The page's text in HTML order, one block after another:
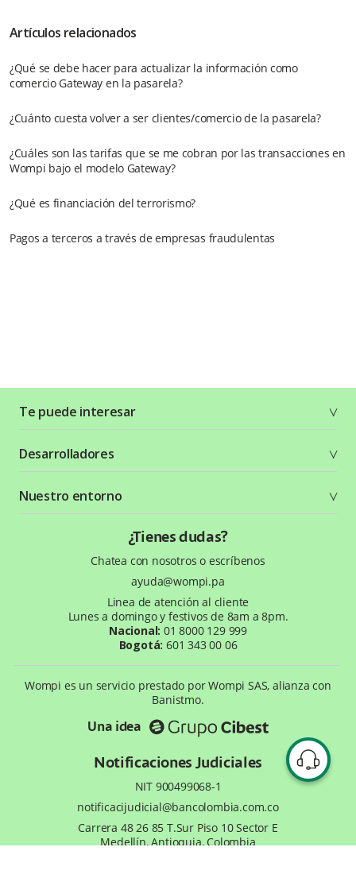
Artículos relacionados
¿Qué se debe hacer para actualizar la información como
comercio Gateway en la pasarela?
¿Cuánto cuesta volver a ser clientes/comercio de la pasarela?
¿Cuáles son las tarifas que se me cobran por las transacciones en
Wompi bajo el modelo Gateway?
¿Qué es financiación del terrorismo?
Pagos a terceros a través de empresas fraudulentas
Te puede interesar
Planes y tarifas
Crea tu cuenta
Seguridad
Términos y condiciones
Política de privacidad
Desarrolladores
Comunidad
Recursos gráficos
Nuestro entorno
¿Tienes dudas?
Chatea con nosotros o escríbenos
ayuda@wompi.pa
Linea de atención al cliente
Lunes a domingo y festivos de 8am a 8pm.
Nacional: 01 8000 129 999
Bogotá: 601 343 00 06
Wompi es un servicio prestado por Wompi SAS, alianza con
Banistmo.
Una idea
Notificaciones Judiciales
NIT 900499068-1
notificacijudicial@bancolombia.com.co
Carrera 48 26 85 T.Sur Piso 10 Sector E
Medellín, Antioquia, Colombia